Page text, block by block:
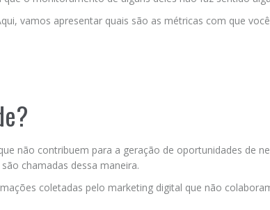
vamos apresentar quais são as métricas com que
não contribuem para a geração de oportunidades de
chamadas dessa maneira.
coletadas pelo marketing digital que não